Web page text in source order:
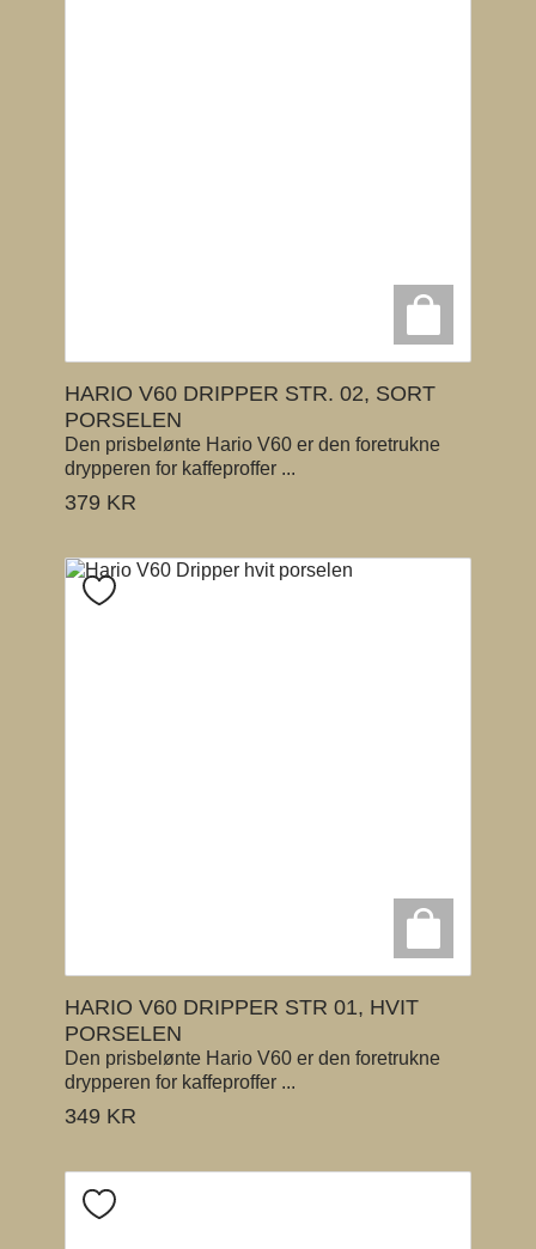
HARIO V60 DRIPPER STR. 02, SORT
PORSELEN
Den prisbelønte Hario V60 er den foretrukne
drypperen for kaffeproffer ...
379 KR
HARIO V60 DRIPPER STR 01, HVIT
PORSELEN
Den prisbelønte Hario V60 er den foretrukne
drypperen for kaffeproffer ...
349 KR